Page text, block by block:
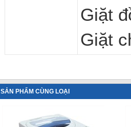
Giặt
Giặt
SẢN PHẨM CÙNG LOẠI